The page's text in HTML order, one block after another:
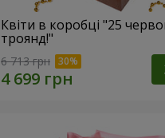
Квіти в коробці "25
троянд!"
6 713 грн